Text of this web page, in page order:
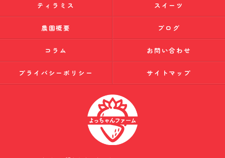
ティラミス スイーツ
農園概要 ブログ
コラム お問い合わせ
プライバシーポリシー サイトマップ